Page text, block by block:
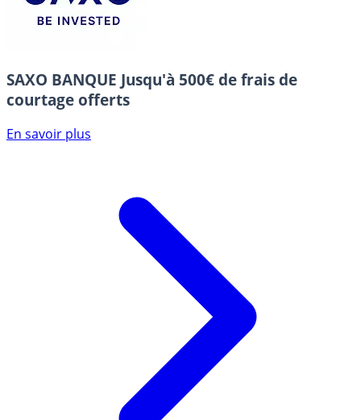
SAXO BANQUE Jusqu'à 500€ de frais de
courtage offerts
En savoir plus